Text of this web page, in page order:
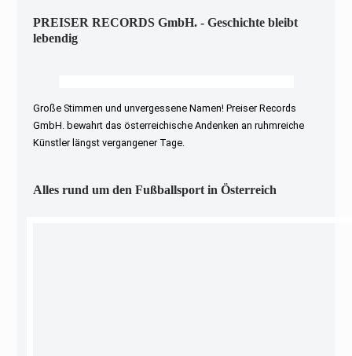
PREISER RECORDS GmbH. - Geschichte bleibt
lebendig
Große Stimmen und unvergessene Namen! Preiser Records
GmbH. bewahrt das österreichische Andenken an ruhmreiche
Künstler längst vergangener Tage.
Alles rund um den Fußballsport in Österreich